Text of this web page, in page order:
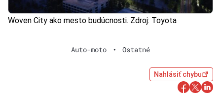
Woven City ako mesto budúcnosti. Zdroj: Toyota
Auto-moto • Ostatné
Nahlásiť chybu